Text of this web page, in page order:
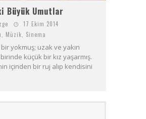
Büyük Umutlar
17 Ekim 2014
, Müzik, Sinema
bir yokmuş; uzak ve yakın
küçük bir kız yaşarmış.
içinden bir ruj alıp kendisini